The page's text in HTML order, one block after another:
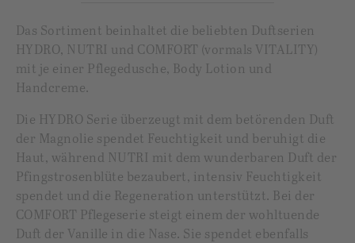
Das Sortiment beinhaltet die beliebten Duftserien
HYDRO, NUTRI und COMFORT (vormals VITALITY)
mit je einer Pflegedusche, Body Lotion und
Handcreme.
Die HYDRO Serie überzeugt mit dem betörenden Duft
der Magnolie spendet Feuchtigkeit und beruhigt die
Haut, während NUTRI mit dem wunderbaren Duft der
Pfingstrosenblüte bezaubert, intensiv Feuchtigkeit
spendet und die Regeneration unterstützt. Bei der
COMFORT Pflegeserie steigt einem der wohltuende
Duft der Vanille in die Nase. Sie spendet ebenfalls